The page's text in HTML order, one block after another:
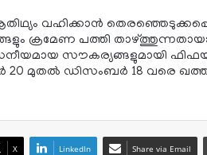
വഹിക്കാന്‍
ക്രമേണ പത്തി
സൗകര്യങ്ങളുമായി
20 മുതല്‍ ഡിസംബര്‍ 18 വരെ
X LinkedIn Share via Email